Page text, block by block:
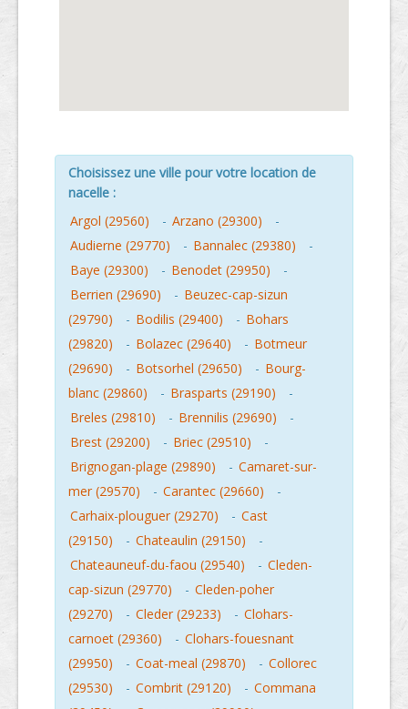
Choisissez une ville pour votre location de
nacelle :
Argol (29560)
- Arzano (29300)
-
Audierne (29770)
- Bannalec (29380)
-
Baye (29300)
- Benodet (29950)
-
Berrien (29690)
- Beuzec-cap-sizun
(29790)
- Bodilis (29400) - Bohars
(29820)
- Bolazec (29640) - Botmeur
(29690)
- Botsorhel (29650) - Bourg-
blanc (29860)
- Brasparts (29190)
-
Breles (29810)
- Brennilis (29690)
-
Brest (29200)
- Briec (29510)
-
Brignogan-plage (29890)
- Camaret-sur-
mer (29570)
- Carantec (29660)
-
Carhaix-plouguer (29270)
- Cast
(29150)
- Chateaulin (29150)
-
Chateauneuf-du-faou (29540)
- Cleden-
cap-sizun (29770)
- Cleden-poher
(29270)
- Cleder (29233) - Clohars-
carnoet (29360)
- Clohars-fouesnant
(29950)
- Coat-meal (29870) - Collorec
(29530)
- Combrit (29120) - Commana